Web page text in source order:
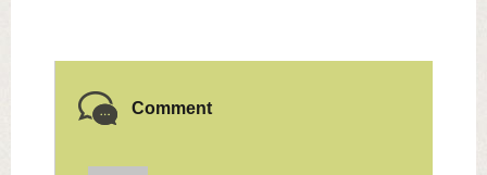
Comment